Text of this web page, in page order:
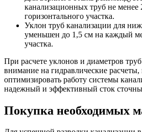
канализационных труб не
горизонтального участка.
Уклон труб канализации для
уменьшен до 1,5 см на каждый
участка.
При расчете уклонов и диаметров
внимание на гидравлические расчеты,
оптимизировать работу системы
надежный и эффективный сток
Покупка необходимых